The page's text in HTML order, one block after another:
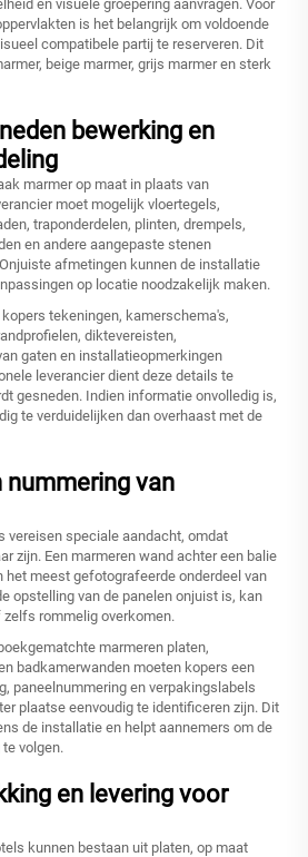
en visuele groepering aanvragen. Voor
is het belangrijk om voldoende
compatibele partij te reserveren. Dit
beige marmer, grijs marmer en sterk
bewerking en
marmer op maat in plaats van
moet mogelijk vloertegels,
traponderdelen, plinten, drempels,
en andere aangepaste stenen
afmetingen kunnen de installatie
op locatie noodzakelijk maken.
tekeningen, kamerschema's,
diktevereisten,
gaten en installatieopmerkingen
leverancier dient deze details te
gesneden. Indien informatie onvolledig is,
te verduidelijken dan overhaast met de
nummering van
vereisen speciale aandacht, omdat
zijn. Een marmeren wand achter een balie
het meest gefotografeerde onderdeel van
opstelling van de panelen onjuist is, kan
rommelig overkomen.
marmeren platen,
badkamerwanden moeten kopers een
paneelnummering en verpakingslabels
plaatse eenvoudig te identificeren zijn. Dit
de installatie en helpt aannemers om de
volgen.
en levering voor
kunnen bestaan uit platen, op maat